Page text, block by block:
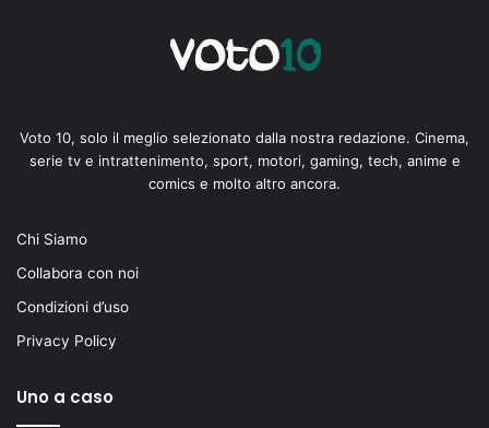
Voto 10, solo il meglio selezionato dalla nostra redazione. Cinema,
serie tv e intrattenimento, sport, motori, gaming, tech, anime e
comics e molto altro ancora.
Chi Siamo
Collabora con noi
Condizioni d’uso
Privacy Policy
Uno a caso